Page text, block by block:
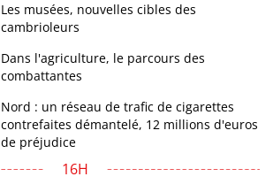
Les musées, nouvelles cibles des
cambrioleurs
Dans l'agriculture, le parcours des
combattantes
Nord : un réseau de trafic de cigarettes
contrefaites démantelé, 12 millions d'euros
de préjudice
16H